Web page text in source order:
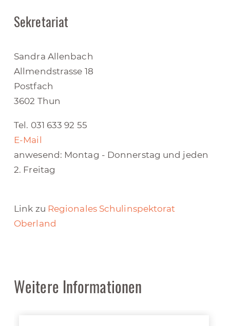
Sekretariat
Sandra Allenbach
Allmendstrasse 18
Postfach
3602 Thun
Tel. 031 633 92 55
E-Mail
anwesend: Montag - Donnerstag und jeden
2. Freitag
Link zu Regionales Schulinspektorat
Oberland
Weitere Informationen